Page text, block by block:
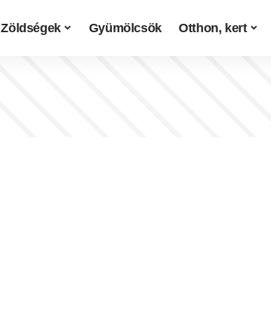
Zöldségek Gyümölcsök Otthon, kert